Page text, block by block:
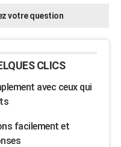
votre question
CLICS
avec ceux qui
facilement et